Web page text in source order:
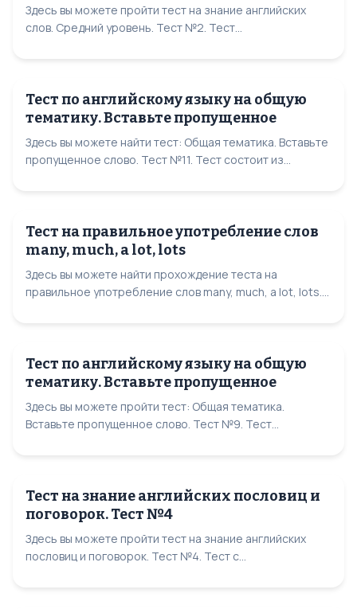
Здесь вы можете пройти тест на знание английских
слов. Средний уровень. Тест №2. Тест...
Тест по английскому языку на общую
тематику. Вставьте пропущенное
Здесь вы можете найти тест: Общая тематика. Вставьте
пропущенное слово. Тест №11. Тест состоит из...
Тест на правильное употребление слов
many, much, a lot, lots
Здесь вы можете найти прохождение теста на
правильное употребление слов many, much, a lot, lots....
Тест по английскому языку на общую
тематику. Вставьте пропущенное
Здесь вы можете пройти тест: Общая тематика.
Вставьте пропущенное слово. Тест №9. Тест...
Тест на знание английских пословиц и
поговорок. Тест №4
Здесь вы можете пройти тест на знание английских
пословиц и поговорок. Тест №4. Тест с...